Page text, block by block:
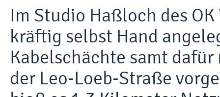
Im Studio Haßloch des
kräftig selbst Hand
Kabelschächte samt
der Leo-Loeb-Straße